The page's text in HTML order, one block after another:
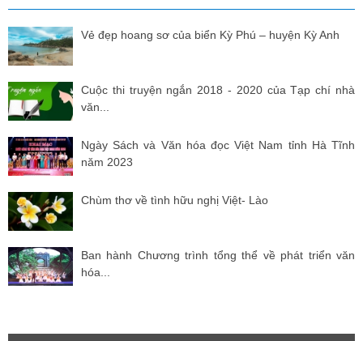
Vẻ đẹp hoang sơ của biển Kỳ Phú – huyện Kỳ Anh
Cuộc thi truyện ngắn 2018 - 2020 của Tạp chí nhà
văn...
Ngày Sách và Văn hóa đọc Việt Nam tỉnh Hà Tĩnh
năm 2023
Chùm thơ về tình hữu nghị Việt- Lào
Ban hành Chương trình tổng thể về phát triển văn
hóa...